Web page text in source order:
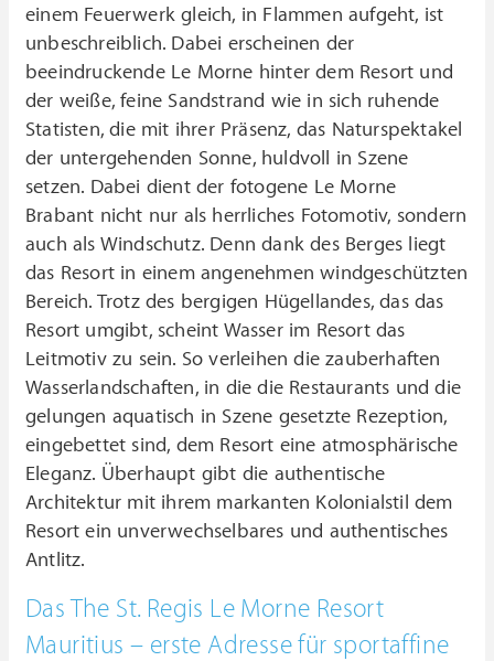
einem Feuerwerk gleich, in Flammen aufgeht, ist
unbeschreiblich. Dabei erscheinen der
beeindruckende Le Morne hinter dem Resort und
der weiße, feine Sandstrand wie in sich ruhende
Statisten, die mit ihrer Präsenz, das Naturspektakel
der untergehenden Sonne, huldvoll in Szene
setzen. Dabei dient der fotogene Le Morne
Brabant nicht nur als herrliches Fotomotiv, sondern
auch als Windschutz. Denn dank des Berges liegt
das Resort in einem angenehmen windgeschützten
Bereich. Trotz des bergigen Hügellandes, das das
Resort umgibt, scheint Wasser im Resort das
Leitmotiv zu sein. So verleihen die zauberhaften
Wasserlandschaften, in die die Restaurants und die
gelungen aquatisch in Szene gesetzte Rezeption,
eingebettet sind, dem Resort eine atmosphärische
Eleganz. Überhaupt gibt die authentische
Architektur mit ihrem markanten Kolonialstil dem
Resort ein unverwechselbares und authentisches
Antlitz.
Das The St. Regis Le Morne Resort
Mauritius – erste Adresse für sportaffine